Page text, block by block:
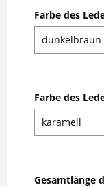
Farbe des
Farbe des
Gesamtlänge